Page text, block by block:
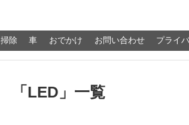
掃除 車 おでかけ お問い合わせ プライ
「 LED 」 一覧